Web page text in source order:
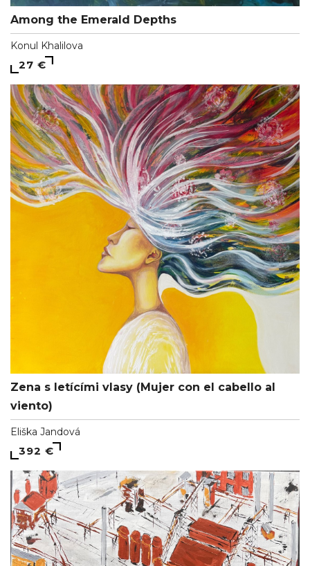
Among the Emerald Depths
Konul Khalilova
27 €
Zena s letícími vlasy (Mujer con el cabello al
viento)
Eliška Jandová
392 €